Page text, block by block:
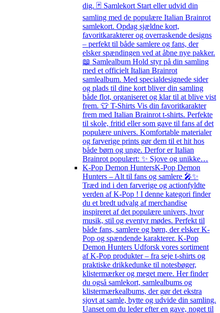
dig. 🃏 Samlekort Start eller udvid din
samling med de populære Italian Brainrot
samlekort. Opdag sjældne kort,
favoritkarakterer og overraskende designs
– perfekt til både samlere og fans, der
elsker spændingen ved at åbne nye pakker.
📖 Samlealbum Hold styr på din samling
med et officielt Italian Brainrot
samlealbum. Med specialdesignede sider
og plads til dine kort bliver din samling
både flot, organiseret og klar til at blive vist
frem. 👕 T-Shirts Vis din favoritkarakter
frem med Italian Brainrot t-shirts. Perfekte
til skole, fritid eller som gave til fans af det
populære univers. Komfortable materialer
og farverige prints gør dem til et hit hos
både børn og unge. Derfor er Italian
Brainrot populært: ✨ Sjove og unikke…
K-Pop Demon HuntersK-Pop Demon
Hunters – Alt til fans og samlere 🎤✨
Træd ind i den farverige og actionfyldte
verden af K-Pop ! I denne kategori finder
du et bredt udvalg af merchandise
inspireret af det populære univers, hvor
musik, stil og eventyr mødes. Perfekt til
både fans, samlere og børn, der elsker K-
Pop og spændende karakterer. K-Pop
Demon Hunters Udforsk vores sortiment
af K-Pop produkter – fra seje t-shirts og
praktiske drikkedunke til notesbøger,
klistermærker og meget mere. Her finder
du også samlekort, samlealbums og
klistermærkealbums, der gør det ekstra
sjovt at samle, bytte og udvide din samling.
Uanset om du leder efter en gave, noget til